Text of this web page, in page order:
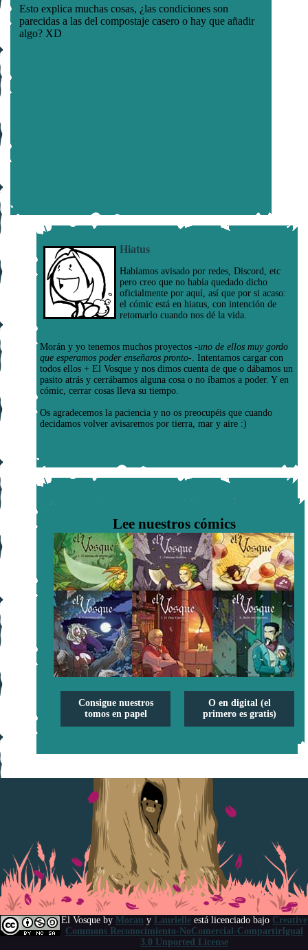
Hiatus
Habíamos avisado por redes, Discord, etc
pero creo que no había quedado dicho
oficialmente por aquí, así que por si acaso:
el cómic está en hiatus, con intención de
retomarlo cuando nos dé la vida.
Morán y yo tenemos muchos proyectos -uno de ellos muy gordo
que esperamos poder enseñaros pronto- . Intentamos cargar con
todos ellos + El Vosque y nos dimos cuenta de que o dábamos un
pasito atrás y cerrábamos alguna cosa o no íbamos a poder. Y en
cómic, cerrar cosas lleva su tiempo.
Os agradecemos la paciencia y no os preocupéis que cuando
decidamos volver avisaremos por tierra, mar y aire :)
Lee nuestros cómics
Consigue nuestros
tomos en papel
O en digital (el
primero es gratis)
El Vosque by Moran y Laurielle está licenciado bajo Creative
Commons Reconocimiento-NoComercial-CompartirIgual
3.0 Unported License